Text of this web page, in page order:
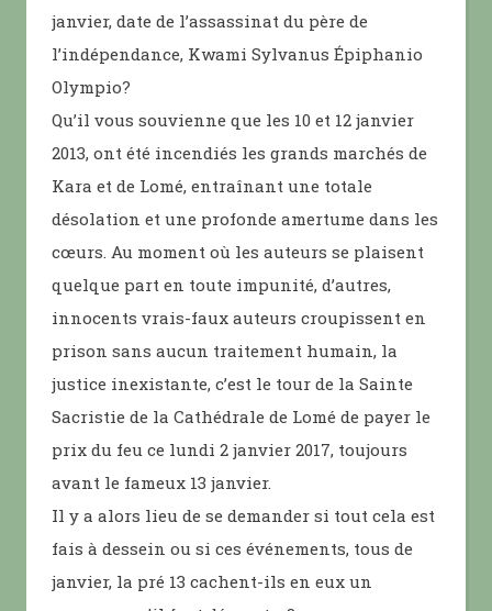
janvier, date de l’assassinat du père de
l’indépendance, Kwami Sylvanus Épiphanio
Olympio?
Qu’il vous souvienne que les 10 et 12 janvier
2013, ont été incendiés les grands marchés de
Kara et de Lomé, entraînant une totale
désolation et une profonde amertume dans les
cœurs. Au moment où les auteurs se plaisent
quelque part en toute impunité, d’autres,
innocents vrais-faux auteurs croupissent en
prison sans aucun traitement humain, la
justice inexistante, c’est le tour de la Sainte
Sacristie de la Cathédrale de Lomé de payer le
prix du feu ce lundi 2 janvier 2017, toujours
avant le fameux 13 janvier.
Il y a alors lieu de se demander si tout cela est
fais à dessein ou si ces événements, tous de
janvier, la pré 13 cachent-ils en eux un